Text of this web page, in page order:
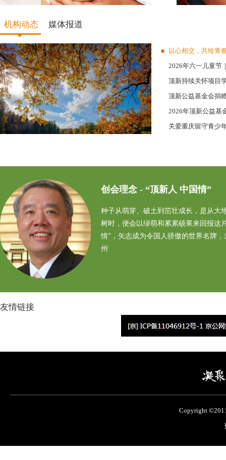
机构动态 媒体报道
以心相交，共绘
2026年六一儿童节
顶新持续关怀项目
顶新公益基金会捐
2026年顶新公益基
关爱重庆留守青少
创会理念 - “顶新人 中国情”
种子从萌芽、破土到茁壮成长，是从大
树时，便会以绿萌和累累硕果来回报这
情”，矢志成为令国人骄傲的世界名牌
州
友情链接
Copyright